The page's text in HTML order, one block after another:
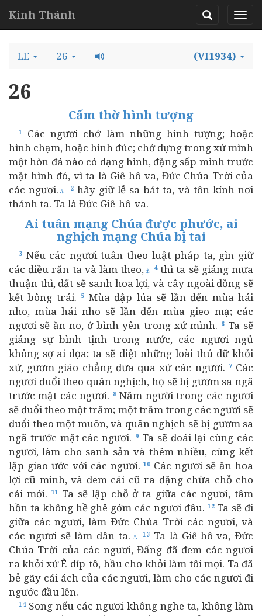
Kinh Thánh
LE 26 (VI1934)
26
Cấm thờ hình tượng
1
Các ngươi chớ làm những hình tượng; hoặc
hình chạm, hoặc hình đúc; chớ dựng trong xứ mình
một hòn đá nào có dạng hình, đặng sấp mình trước
mặt hình đó, vì ta là Giê-hô-va, Đức Chúa Trời của
các ngươi. ⚓ 2hãy giữ lễ sa-bát ta, và tôn kính nơi
thánh ta. Ta là Đức Giê-hô-va.
Ai tuân mạng Chúa được phước, ai
nghịch mạng Chúa bị tai
3 Nếu các ngươi tuân theo luật pháp ta, gìn giữ
các điều răn ta và làm theo, ⚓ 4thì ta sẽ giáng mưa
thuận thì, đất sẽ sanh hoa lợi, và cây ngoài đồng sẽ
kết bông trái.
5 Mùa đập lúa sẽ lần đến mùa hái
nho, mùa hái nho sẽ lần đến mùa gieo mạ; các
ngươi sẽ ăn no, ở bình yên trong xứ mình. 6Ta sẽ
giáng sự bình tịnh trong nước, các ngươi ngủ
không sợ ai dọa; ta sẽ diệt những loài thú dữ khỏi
xứ, gươm giáo chẳng đưa qua xứ các ngươi. 7Các
ngươi đuổi theo quân nghịch, họ sẽ bị gươm sa ngã
trước mặt các ngươi. 8Năm người trong các ngươi
sẽ đuổi theo một trăm; một trăm trong các ngươi sẽ
đuổi theo một muôn, và quân nghịch sẽ bị gươm sa
ngã trước mặt các ngươi. 9 Ta sẽ đoái lại cùng các
ngươi, làm cho sanh sản và thêm nhiều, cùng kết
lập giao ước với các ngươi.10 Các ngươi sẽ ăn hoa
lợi cũ mình, và đem cái cũ ra đặng chừa chỗ cho
cái mới. 11 Ta sẽ lập chỗ ở ta giữa các ngươi, tâm
hồn ta không hề ghê gớm các ngươi đâu. 12Ta sẽ đi
giữa các ngươi, làm Đức Chúa Trời các ngươi, và
các ngươi sẽ làm dân ta. ⚓ 13 Ta là Giê-hô-va, Đức
Chúa Trời của các ngươi, Đấng đã đem các ngươi
ra khỏi xứ Ê-díp-tô, hầu cho khỏi làm tôi mọi. Ta đã
bẻ gãy cái ách của các ngươi, làm cho các ngươi đi
ngước đầu lên.
14Song nếu các ngươi không nghe ta, không làm